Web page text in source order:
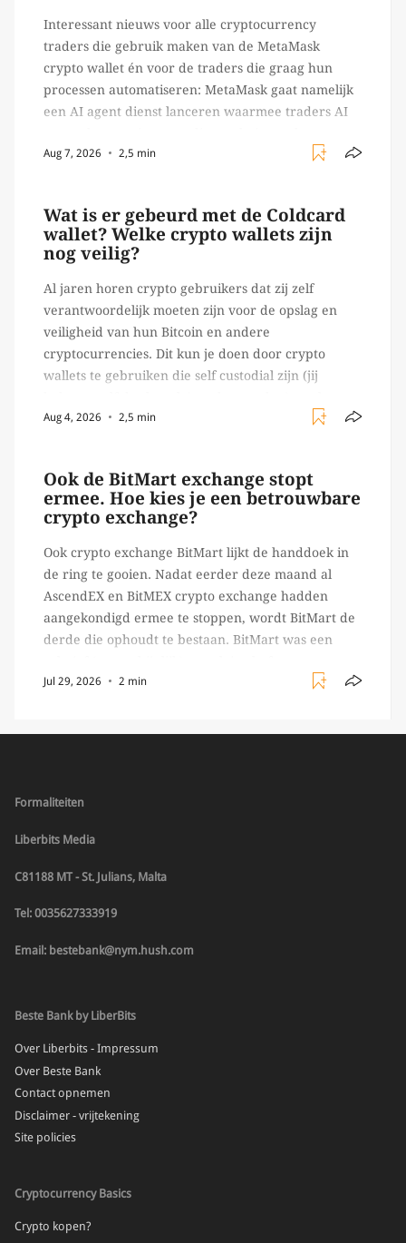
Interessant nieuws voor alle cryptocurrency
traders die gebruik maken van de MetaMask
crypto wallet én voor de traders die graag hun
processen automatiseren: MetaMask gaat namelijk
een AI agent dienst lanceren waarmee traders AI
verrichten, zoals het daadwerkelijk uitvoeren van
Aug 7, 2026 2,5 min
Wat is er gebeurd met de Coldcard
wallet? Welke crypto wallets zijn
nog veilig?
Al jaren horen crypto gebruikers dat zij zelf
verantwoordelijk moeten zijn voor de opslag en
veiligheid van hun Bitcoin en andere
cryptocurrencies. Dit kun je doen door crypto
wallets te gebruiken die self custodial zijn (jij
Ledger of Trezor bijvoorbeeld. Echter, op 29 juli
Aug 4, 2026 2,5 min
Ook de BitMart exchange stopt
ermee. Hoe kies je een betrouwbare
crypto exchange?
Ook crypto exchange BitMart lijkt de handdoek in
de ring te gooien. Nadat eerder deze maand al
AscendEX en BitMEX crypto exchange hadden
aangekondigd ermee te stoppen, wordt BitMart de
derde die ophoudt te bestaan. BitMart was een
crypto handelaren terecht konden om te handelen
Jul 29, 2026 2 min
Formaliteiten
Liberbits Media
C81188 MT - St. Julians, Malta
Tel: 0035627333919
Email: bestebank@nym.hush.com
Beste Bank by LiberBits
Over Liberbits - Impressum
Over Beste Bank
Contact opnemen
Disclaimer - vrijtekening
Site policies
Cryptocurrency Basics
Crypto kopen?